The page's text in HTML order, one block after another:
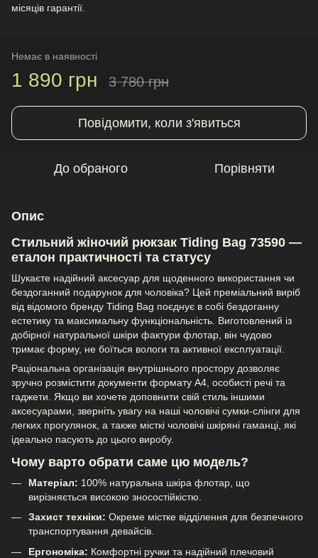
місяців гарантії.
Немає в наявності
1 890 грн 3 780 грн
Повідомити, коли з'явиться
До обраного Порівняти
Опис
Стильний жіночий рюкзак Tiding Bag 73590 —
еталон практичності та статусу
Шукаєте надійний аксесуар для щоденного використання чи
бездоганний подарунок для чоловіка? Цей преміальний виріб
від відомого бренду Tiding Bag поєднує в собі бездоганну
естетику та максимальну функціональність. Виготовлений із
добірної натуральної шкіри фактури флотар, він чудово
тримає форму, не боїться вологи та активної експлуатації.
Раціональна організація внутрішнього простору дозволяє
зручно розмістити документи формату А4, особисті речі та
гаджети. Якщо ви хочете доповнити свій стиль іншими
аксесуарами, зверніть увагу на наші чоловічі сумки-слінги для
легких прогулянок, а также місткі чоловічі шкіряні гаманці, які
ідеально пасують до цього виробу.
Чому варто обрати саме цю модель?
Матеріал: 100% натуральна шкіра флотар, що
вирізняється високою зносостійкістю.
Захист техніки: Окреме містке відділення для безпечного
транспортування девайсів.
Ергономіка: Комфортні ручки та надійний плечовий